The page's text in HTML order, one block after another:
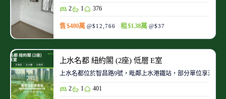
2 1 376
售 $480萬 @$12,766 租 $1.38萬 @$37
上水名都 紐約閣 (2座) 低層 E室
上水名都位於智昌路9號，毗鄰上水港鐵站，部分單位享泳
2 1 401